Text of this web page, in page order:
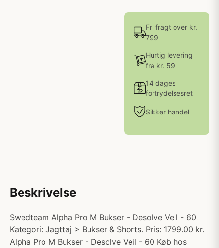
Fri fragt over kr.
799
Hurtig levering
fra kr. 59
14 dages
fortrydelsesret
Sikker handel
Beskrivelse
Swedteam Alpha Pro M Bukser - Desolve Veil - 60.
Kategori: Jagttøj > Bukser & Shorts. Pris: 1799.00 kr.
Alpha Pro M Bukser - Desolve Veil - 60 Køb hos